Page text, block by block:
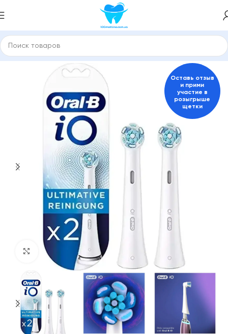
Главная Насадки для зубной щетки и ирригатора ORAL-B
Click to enlarge
Оставь отзыв
и прими
участие в
розыгрыше
щетки